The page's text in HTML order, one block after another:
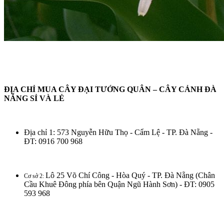
ĐỊA CHỈ MUA CÂY ĐẠI TƯỚNG QUÂN – CÂY CẢNH ĐÀ
NẴNG SỈ VÀ LẺ
Địa chỉ 1: 573 Nguyễn Hữu Thọ - Cẩm Lệ - TP. Đà Nẵng -
ĐT: 0916 700 968
Cơ sở 2: Lô 25 Võ Chí Công - Hòa Quý - TP. Đà Nẵng (Chân
Cầu Khuê Đông phía bên Quận Ngũ Hành Sơn) - ĐT: 0905
593 968